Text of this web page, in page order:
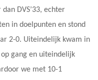
DVS’33, echter
in doelpunten en stond
2-0. Uiteindelijk kwam in
gang en uiteindelijk
we met 10-1